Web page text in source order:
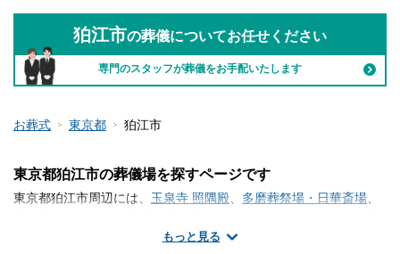
狛江市の葬儀についてお任せください
専門のスタッフが葬儀をお手配いたします
お葬式 東京都 狛江市
もっと見る
東京都狛江市の葬儀場を探すページです
東京都狛江市周辺には、 玉泉寺 照隅殿、 多磨葬祭場・日華斎場、
施設がないため近隣地域の火葬場を利用します。家族葬などの葬